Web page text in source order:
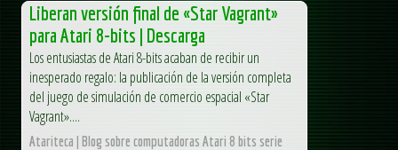
Liberan versión final de «Star Vagrant»
para Atari 8-bits | Descarga
Los entusiastas de Atari 8-bits acaban de recibir un
inesperado regalo: la publicación de la versión completa
del juego de simulación de comercio espacial «Star
Vagrant»....
Atariteca | Blog sobre computadoras Atari 8 bits serie